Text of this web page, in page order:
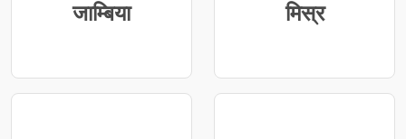
जाम्बिया मिस्र